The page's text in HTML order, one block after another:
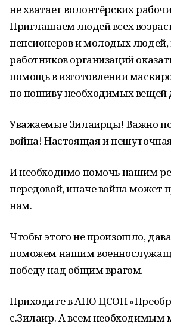
не хватает волонтёрских
Приглашаем людей всех
пенсионеров и молодых
работников организаций
помощь в изготовлении
по пошиву необходимых вещей
Уважаемые Зилаирцы! Важно
война! Настоящая и
И необходимо помочь нашим
передовой, иначе война может
нам.
Чтобы этого не произошло,
поможем нашим
победу над общим врагом.
Приходите в АНО ЦСОН
с.Зилаир. А всем необходимым